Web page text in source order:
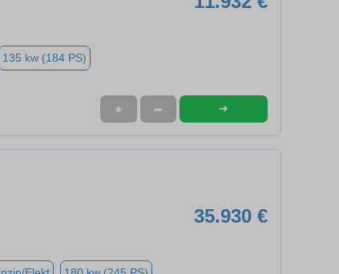
135 kw (184 PS)
★ ➦ ➜
35.930 €